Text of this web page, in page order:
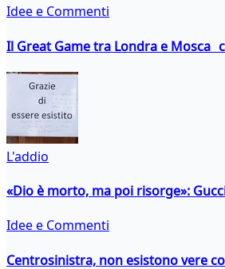
Idee e Commenti
Il Great Game tra Londra e Mosca
L'addio
«Dio è morto, ma poi risorge»:
Idee e Commenti
Centrosinistra, non esistono vere